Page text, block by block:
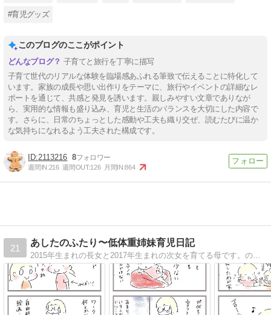
#育児グッズ
このブログのここがポイント
子育てと旅行を丁寧に描写
子育て世代のリアルな体験を臨場感あふれる筆致で伝えることに特化して
います。家族の成長や思い出作りをテーマに、旅行やイベントの詳細なレ
ポートを通じて、共感と発見を誘います。親しみやすい文章でありなが
ら、実用的な情報も盛り込み、育児と生活のバランスを大切にした内容で
す。さらに、日常のちょっとした感動や工夫も織り交ぜ、読むたびに温か
な気持ちになれるよう工夫された構成です。
2113216 8
週間IN:216 週間OUT:126 月間IN:864
21
あしたのふたり〜低体重姉妹育児日記
2015年生まれの長女と2017年生まれの次女を育てる母です。のんびり日々を絵日記で綴ります。